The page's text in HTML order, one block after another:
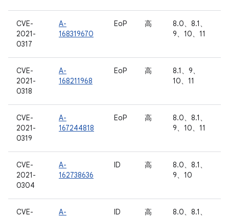
CVE-
2021-
0317
A-
168319670
EoP 高
8.0、8.1、
9、10、11
CVE-
2021-
0318
A-
168211968
EoP 高
8.1、9、
10、11
CVE-
2021-
0319
A-
167244818
EoP 高
8.0、8.1、
9、10、11
CVE-
2021-
0304
A-
162738636
ID 高
8.0、8.1、
9、10
CVE-
A-
ID 高
8.0、8.1、